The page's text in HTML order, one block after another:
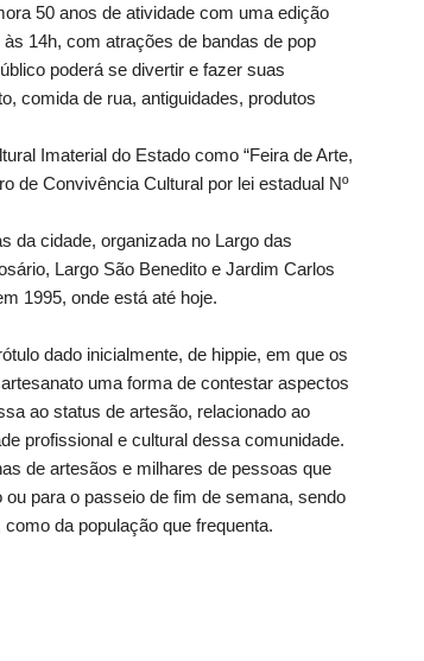
50 anos de atividade com uma edição
14h, com atrações de bandas de pop
poderá se divertir e fazer suas
comida de rua, antiguidades, produtos
Imaterial do Estado como “Feira de Arte,
de Convivência Cultural por lei estadual Nº
da cidade, organizada no Largo das
Largo São Benedito e Jardim Carlos
1995, onde está até hoje.
dado inicialmente, de hippie, em que os
uma forma de contestar aspectos
ao status de artesão, relacionado ao
profissional e cultural dessa comunidade.
de artesãos e milhares de pessoas que
para o passeio de fim de semana, sendo
da população que frequenta.